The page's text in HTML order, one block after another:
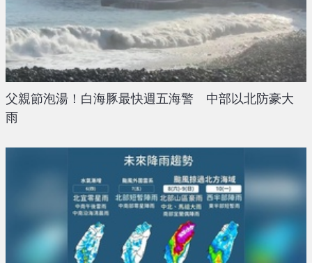
父親節泡湯！白海豚最快週五海警 中部以北防豪大
雨